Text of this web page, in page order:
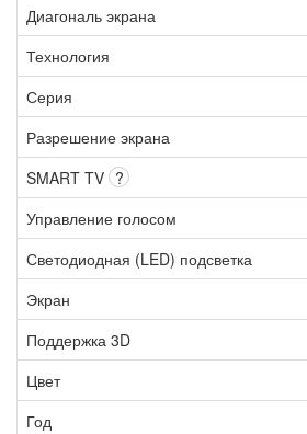
Диагональ экрана
Технология
Серия
Разрешение экрана
SMART TV ?
Управление голосом
Светодиодная (LED) подсветка
Экран
Поддержка 3D
Цвет
Год